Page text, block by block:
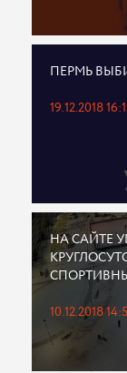
ПЕРМЬ
19.12.2018
НА САЙТЕ
10.12.2018